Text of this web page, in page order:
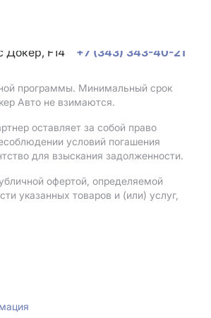
Докер, F14
+7 (343) 343-40-21
программы. Минимальный срок
Авто не взимаются.
оставляет за собой право
условий погашения
для взыскания задолженности.
офертой, определяемой
указанных товаров и (или) услуг,